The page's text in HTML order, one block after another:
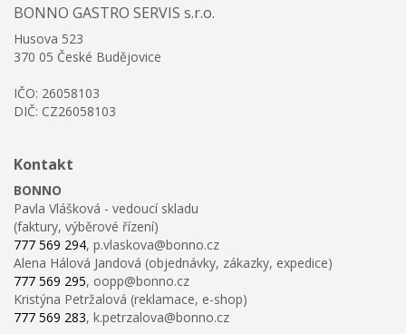
BONNO GASTRO SERVIS s.r.o.
Husova 523
370 05 České Budějovice
IČO: 26058103
DIČ: CZ26058103
Kontakt
BONNO
Pavla Vlášková - vedoucí skladu
(faktury, výběrové řízení)
777 569 294, p.vlaskova@bonno.cz
Alena Hálová Jandová (objednávky, zákazky, expedice)
777 569 295, oopp@bonno.cz
Kristýna Petržalová (reklamace, e-shop)
777 569 283, k.petrzalova@bonno.cz